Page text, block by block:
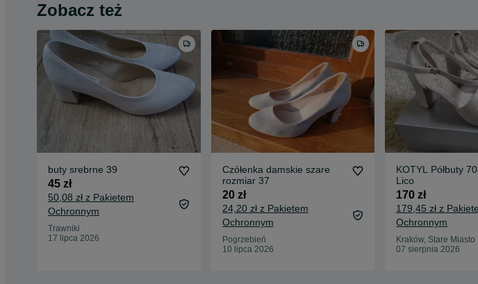
Zobacz też
buty srebrne 39
45 zł
50,08 zł z Pakietem
Ochronnym
Trawniki
17 lipca 2026
Czółenka damskie szare
rozmiar 37
20 zł
24,20 zł z Pakietem
Ochronnym
Pogrzebień
10 lipca 2026
KOTYL Półbuty
Lico
170 zł
179,45 zł z
Ochronnym
Kraków, Stare Miasto
07 sierpnia 2026